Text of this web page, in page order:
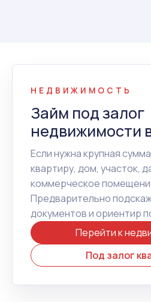
НЕДВИЖИМОСТЬ
Займ под залог
недвижимости
Если нужна крупная
квартиру, дом, участок,
коммерческое
Предварительно
документов и ориентир
Перейти к
Под залог